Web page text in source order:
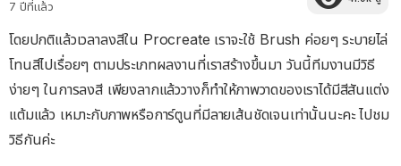
7 ปีที่แล้ว
โดยปกติแล้วเวลาลงสีใน Procreate เราจะใช้ Brush ค่อยๆ ระบายไล่
โทนสีไปเรื่อยๆ ตามประเภทผลงานที่เราสร้างขึ้นมา วันนี้ทีมงานมีวิธี
ง่ายๆ ในการลงสี เพียงลากแล้ววางก็ทำให้ภาพวาดของเราได้มีสีสันแต่ง
แต้มแล้ว เหมาะกับภาพหรือการ์ตูนที่มีลายเส้นชัดเจนเท่านั้นนะคะ ไปชม
วิธีกันค่ะ